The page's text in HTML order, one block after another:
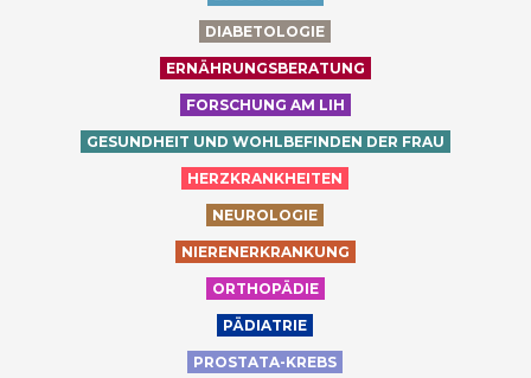
DIABETOLOGIE
ERNÄHRUNGSBERATUNG
FORSCHUNG AM LIH
GESUNDHEIT UND WOHLBEFINDEN DER FRAU
HERZKRANKHEITEN
NEUROLOGIE
NIERENERKRANKUNG
ORTHOPÄDIE
PÄDIATRIE
PROSTATA-KREBS